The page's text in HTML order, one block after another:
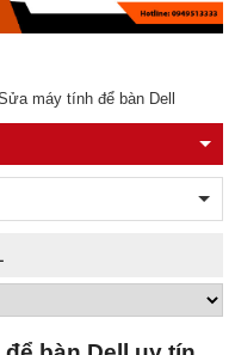
máy tính để bàn Dell